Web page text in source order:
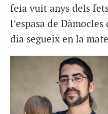
feia vuit anys dels
l’espasa de
dia segueix en la